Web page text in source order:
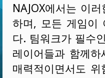
NAJOX에서는 이
하며, 모든 게임이
다. 팀워크가 필수
레이어들과 함께
매력적이면서도